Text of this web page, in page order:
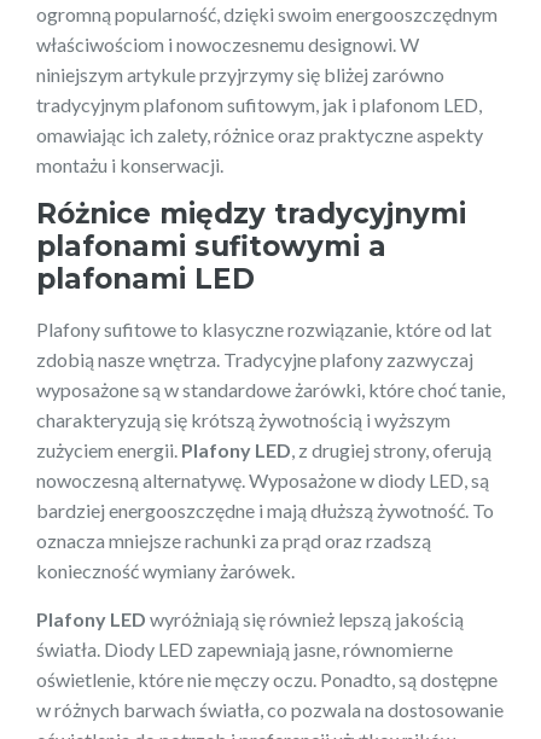
ogromną popularność, dzięki swoim energooszczędnym
właściwościom i nowoczesnemu designowi. W
niniejszym artykule przyjrzymy się bliżej zarówno
tradycyjnym plafonom sufitowym, jak i plafonom LED,
omawiając ich zalety, różnice oraz praktyczne aspekty
montażu i konserwacji.
Różnice między tradycyjnymi
plafonami sufitowymi a
plafonami LED
Plafony sufitowe to klasyczne rozwiązanie, które od lat
zdobią nasze wnętrza. Tradycyjne plafony zazwyczaj
wyposażone są w standardowe żarówki, które choć tanie,
charakteryzują się krótszą żywotnością i wyższym
zużyciem energii. Plafony LED , z drugiej strony, oferują
nowoczesną alternatywę. Wyposażone w diody LED, są
bardziej energooszczędne i mają dłuższą żywotność. To
oznacza mniejsze rachunki za prąd oraz rzadszą
konieczność wymiany żarówek.
Plafony LED wyróżniają się również lepszą jakością
światła. Diody LED zapewniają jasne, równomierne
oświetlenie, które nie męczy oczu. Ponadto, są dostępne
w różnych barwach światła, co pozwala na dostosowanie